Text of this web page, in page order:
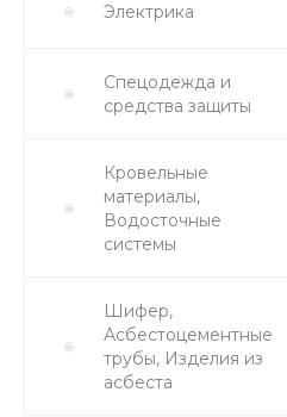
Электрика
Спецодежда и
средства защиты
Кровельные
материалы,
Водосточные
системы
Шифер,
Асбестоцементные
трубы, Изделия из
асбеста